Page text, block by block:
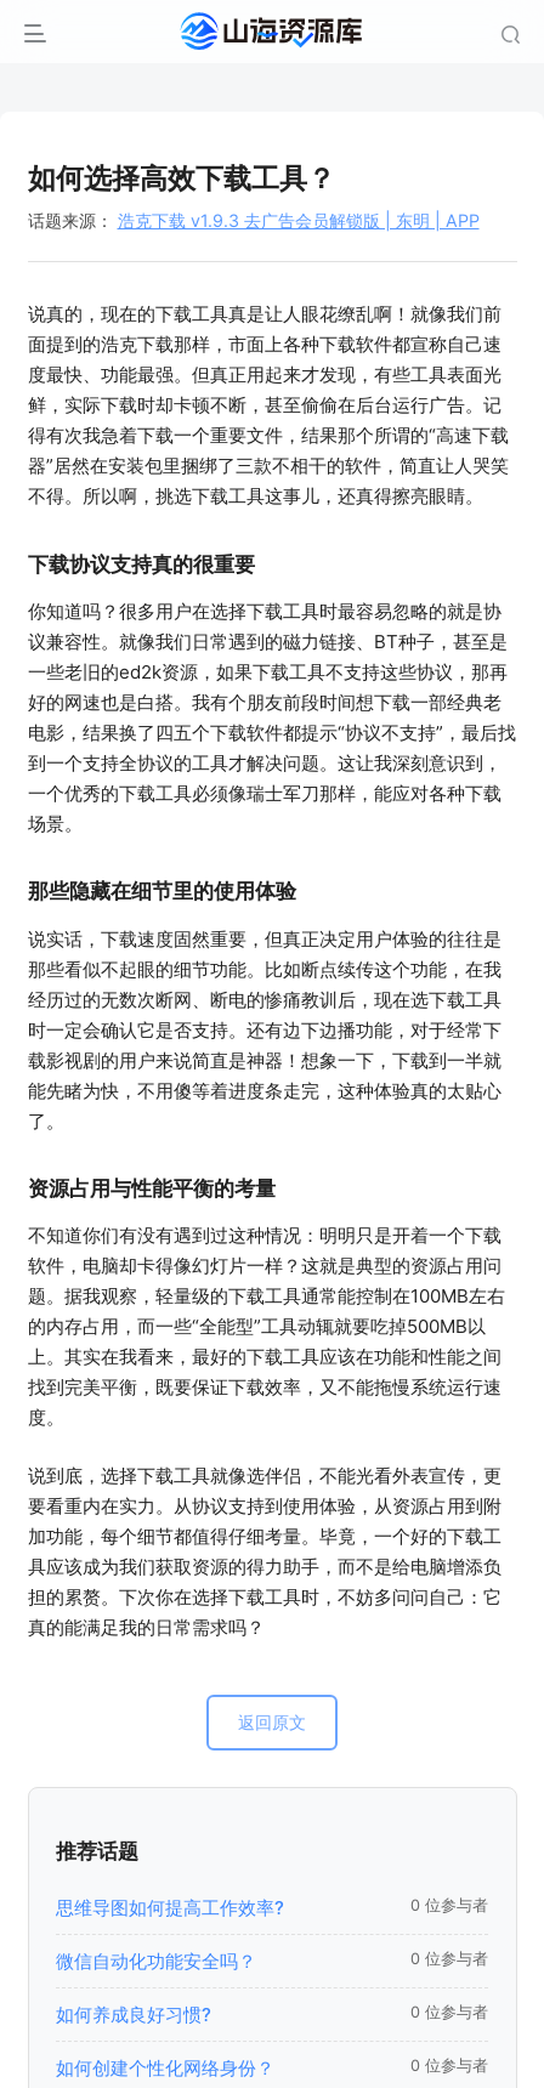
如何选择高效下载工具？
话题来源： 浩克下载 v1.9.3 去广告会员解锁版 | 东明 | APP
说真的，现在的下载工具真是让人眼花缭乱啊！就像我们前
面提到的浩克下载那样，市面上各种下载软件都宣称自己速
度最快、功能最强。但真正用起来才发现，有些工具表面光
鲜，实际下载时却卡顿不断，甚至偷偷在后台运行广告。记
得有次我急着下载一个重要文件，结果那个所谓的“高速下载
器”居然在安装包里捆绑了三款不相干的软件，简直让人哭笑
不得。所以啊，挑选下载工具这事儿，还真得擦亮眼睛。
下载协议支持真的很重要
你知道吗？很多用户在选择下载工具时最容易忽略的就是协
议兼容性。就像我们日常遇到的磁力链接、BT种子，甚至是
一些老旧的ed2k资源，如果下载工具不支持这些协议，那再
好的网速也是白搭。我有个朋友前段时间想下载一部经典老
电影，结果换了四五个下载软件都提示“协议不支持”，最后找
到一个支持全协议的工具才解决问题。这让我深刻意识到，
一个优秀的下载工具必须像瑞士军刀那样，能应对各种下载
场景。
那些隐藏在细节里的使用体验
说实话，下载速度固然重要，但真正决定用户体验的往往是
那些看似不起眼的细节功能。比如断点续传这个功能，在我
经历过的无数次断网、断电的惨痛教训后，现在选下载工具
时一定会确认它是否支持。还有边下边播功能，对于经常下
载影视剧的用户来说简直是神器！想象一下，下载到一半就
能先睹为快，不用傻等着进度条走完，这种体验真的太贴心
了。
资源占用与性能平衡的考量
不知道你们有没有遇到过这种情况：明明只是开着一个下载
软件，电脑却卡得像幻灯片一样？这就是典型的资源占用问
题。据我观察，轻量级的下载工具通常能控制在100MB左右
的内存占用，而一些“全能型”工具动辄就要吃掉500MB以
上。其实在我看来，最好的下载工具应该在功能和性能之间
找到完美平衡，既要保证下载效率，又不能拖慢系统运行速
度。
说到底，选择下载工具就像选伴侣，不能光看外表宣传，更
要看重内在实力。从协议支持到使用体验，从资源占用到附
加功能，每个细节都值得仔细考量。毕竟，一个好的下载工
具应该成为我们获取资源的得力助手，而不是给电脑增添负
担的累赘。下次你在选择下载工具时，不妨多问问自己：它
真的能满足我的日常需求吗？
返回原文
推荐话题
思维导图如何提高工作效率? 0 位参与者
微信自动化功能安全吗？ 0 位参与者
如何养成良好习惯? 0 位参与者
如何创建个性化网络身份？ 0 位参与者